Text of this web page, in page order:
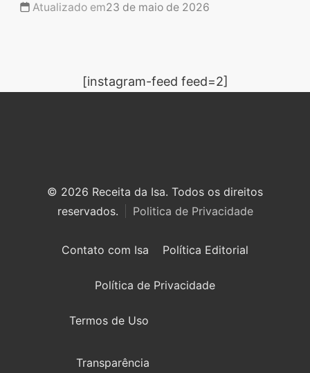
Atualizado em23 de maio de 2026
[instagram-feed feed=2]
© 2026 Receita da Isa. Todos os direitos
reservados.
Politica de Privacidade
Contato com Isa Política Editorial
Política de Privacidade
Termos de Uso
Transparência